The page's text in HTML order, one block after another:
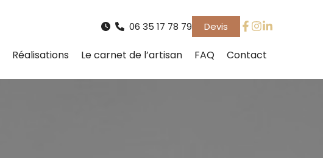
Réalisations Le carnet de l’artisan FAQ Contact
06 35 17 78 79 Devis